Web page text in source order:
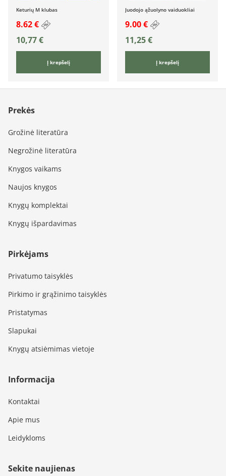
Keturių M klubas
8.62 €
10,77€
Į krepšelį
Juodojo ąžuolyno vaiduokliai
9.00 €
11,25€
Į krepšelį
Prekės
Grožinė literatūra
Negrožinė literatūra
Knygos vaikams
Naujos knygos
Knygų komplektai
Knygų išpardavimas
Pirkėjams
Privatumo taisyklės
Pirkimo ir grąžinimo taisyklės
Pristatymas
Slapukai
Knygų atsiėmimas vietoje
Informacija
Kontaktai
Apie mus
Leidykloms
Sekite naujienas